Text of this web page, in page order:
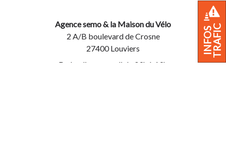
INFOSTRAFIC
Agence semo & la Maison du Vélo
2 A/B boulevard de Crosne
27400 Louviers
Du lundi au samedi de 09h à 19h